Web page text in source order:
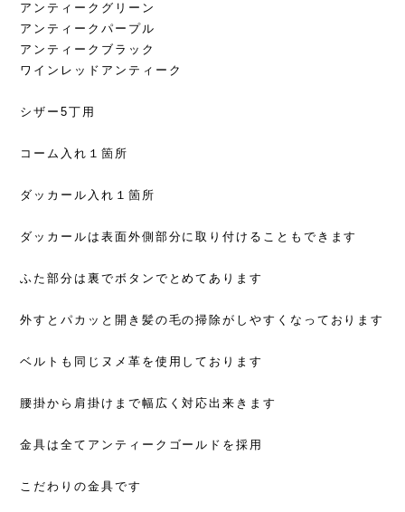
アンティークグリーン
アンティークパープル
アンティークブラック
ワインレッドアンティーク
シザー5丁用
コーム入れ１箇所
ダッカール入れ１箇所
ダッカールは表面外側部分に取り付けることもできます
ふた部分は裏でボタンでとめてあります
外すとパカッと開き髪の毛の掃除がしやすくなっております
ベルトも同じヌメ革を使用しております
腰掛から肩掛けまで幅広く対応出来きます
金具は全てアンティークゴールドを採用
こだわりの金具です